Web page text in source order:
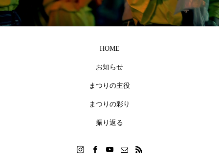
HOME
お知らせ
まつりの主役
まつりの彩り
振り返る